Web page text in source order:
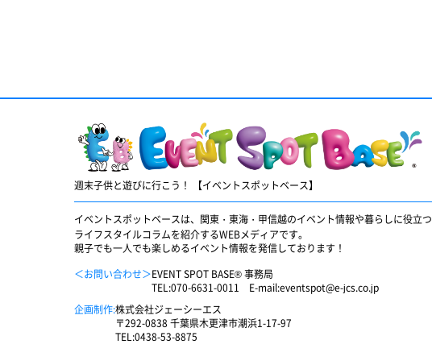
週末子供と遊びに行こう！ 【イベントスポットベース】
イベントスポットベースは、関東・東海・甲信越のイベント情報や暮らしに役立つ
ライフスタイルコラムを紹介するWEBメディアです。
親子でも一人でも楽しめるイベント情報を発信しております！
＜お問い合わせ＞EVENT SPOT BASE® 事務局
TEL:070-6631-0011 E-mail:eventspot@e-jcs.co.jp
企画制作:株式会社ジェーシーエス
〒292-0838 千葉県木更津市潮浜1-17-97
TEL:0438-53-8875